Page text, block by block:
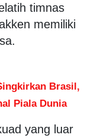
timnas
memiliki
Brasil,
Piala Dunia
yang luar